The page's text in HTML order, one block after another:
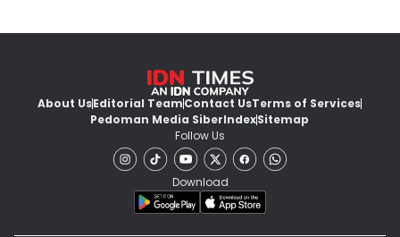
About UsEditorial TeamContact UsTerms of Services
Pedoman Media SiberIndexSitemap
Follow Us
Download